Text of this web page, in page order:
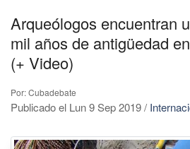
Arqueólogos encuentran
mil años de antigüedad
(+ Video)
Por: Cubadebate
Publicado el Lun 9 Sep 2019/